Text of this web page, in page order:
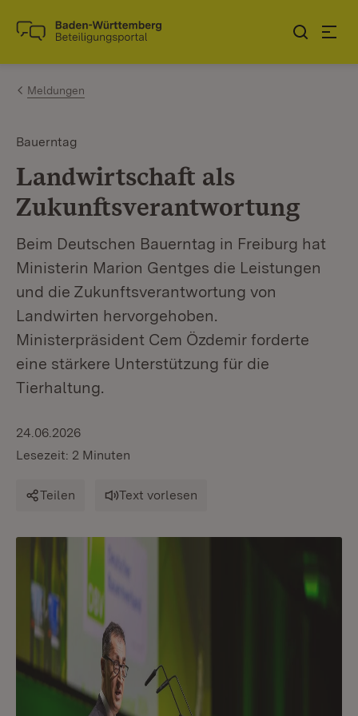
Zum Inhalt springen
Link zur Startseite
Meldungen
Bauerntag
Landwirtschaft als
Zukunftsverantwortung
Beim Deutschen Bauerntag in Freiburg hat
Ministerin Marion Gentges die Leistungen
und die Zukunftsverantwortung von
Landwirten hervorgehoben.
Ministerpräsident Cem Özdemir forderte
eine stärkere Unterstützung für die
Tierhaltung.
24.06.2026
Lesezeit: 2 Minuten
Teilen Text vorlesen